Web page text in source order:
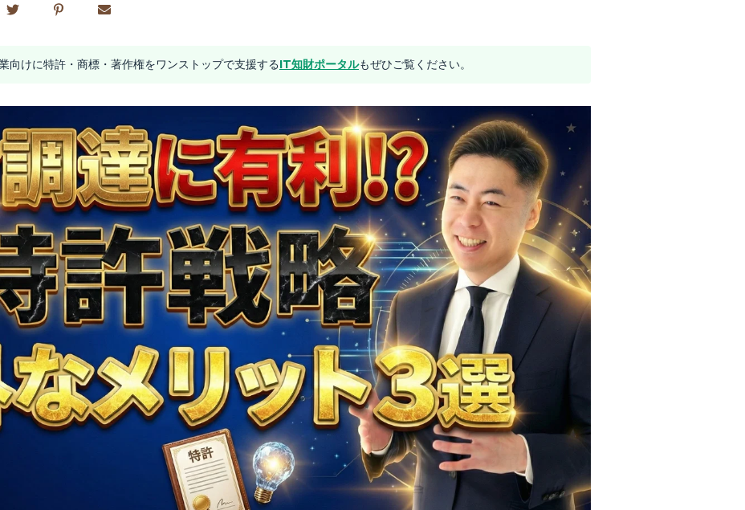
向けに特許・商標・著作権をワンストップで支援するIT知財ポータルもぜひご覧ください。